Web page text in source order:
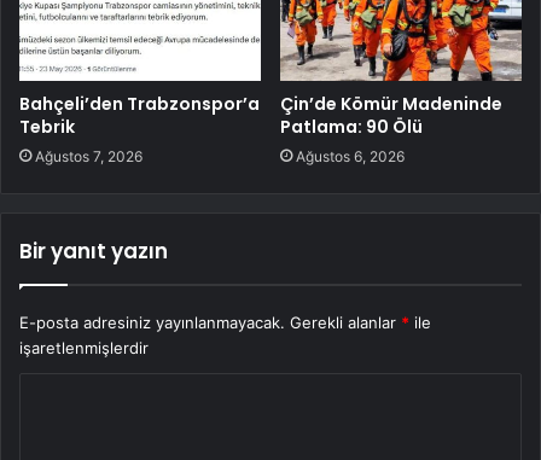
Bahçeli’den Trabzonspor’a
Tebrik
Ağustos 7, 2026
Çin’de Kömür Madeninde
Patlama: 90 Ölü
Ağustos 6, 2026
Bir yanıt yazın
E-posta adresiniz yayınlanmayacak. Gerekli alanlar * ile
işaretlenmişlerdir